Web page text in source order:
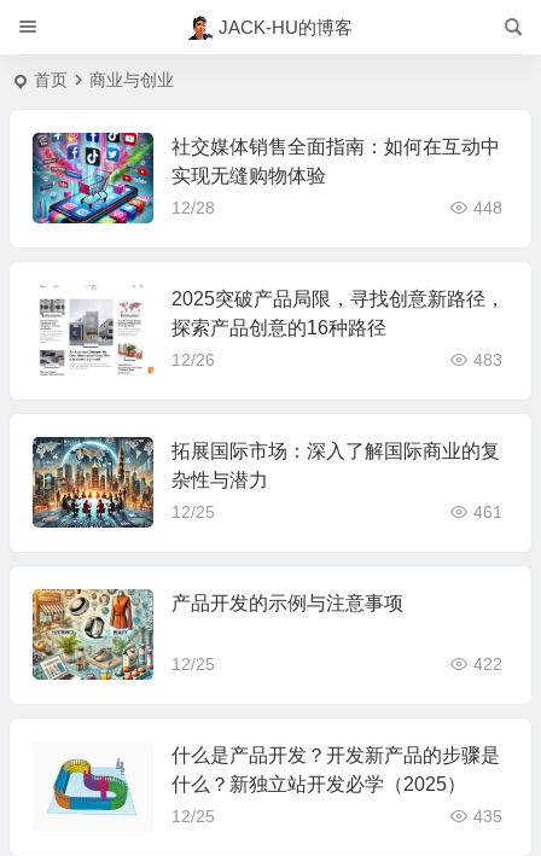
JACK-HU的博客
首页 商业与创业
社交媒体销售全面指南：如何在互动中
实现无缝购物体验
12/28 448
2025突破产品局限，寻找创意新路径，
探索产品创意的16种路径
12/26 483
拓展国际市场：深入了解国际商业的复
杂性与潜力
12/25 461
产品开发的示例与注意事项
12/25 422
什么是产品开发？开发新产品的步骤是
什么？新独立站开发必学（2025）
12/25 435